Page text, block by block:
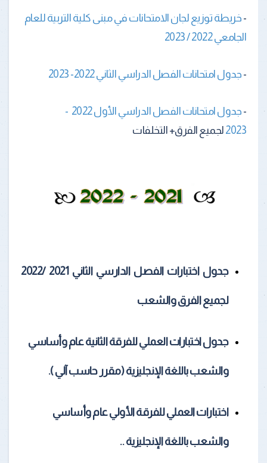
- خريطة توزيع لجان الامتحانات في مبنى كلية التربية للعام
الجامعي 2022 / 2023
- جدول امتحانات الفصل الدراسي الثاني 2022- 2023
-
جدول امتحانات الفصل الدراسي الأول 2022 -
2023 لجميع الفرق+ التخلفات
جدول اختبارات الفصل الدارسي الثاني 2021 /2022
لجميع الفرق والشعب
جدول اختبارات العملي للفرقة الثانية عام وأساسي
والشعب باللغة الإنجليزية (مقرر حاسب آلي ).
اختبارات العملي للفرقة الأولي عام وأساسي
والشعب باللغة الإنجليزية..